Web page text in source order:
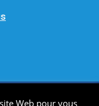
Web pour vous